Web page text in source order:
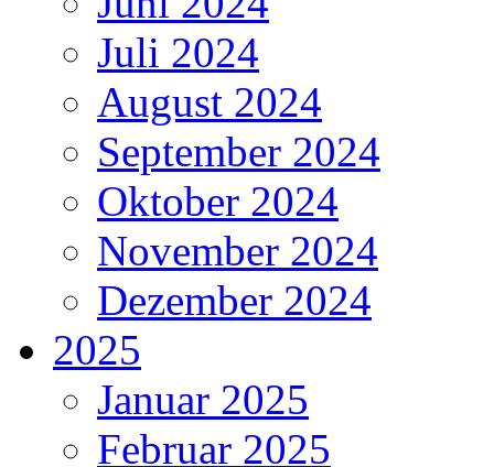
Juli 2024
August 2024
September 2024
Oktober 2024
November 2024
Dezember 2024
2025
Januar 2025
Februar 2025